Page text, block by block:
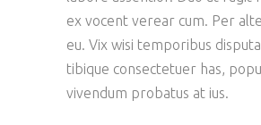
ex vocent verear cum. Per
eu. Vix wisi temporibus
tibique consectetuer has,
vivendum probatus at ius.